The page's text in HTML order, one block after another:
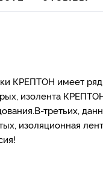
КРЕПТОН имеет
изолента
третьих,
изоляционная